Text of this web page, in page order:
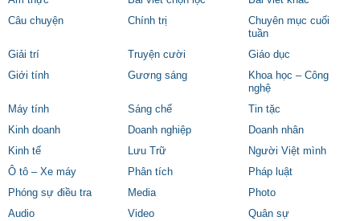
gì mà lại dẫn đến mê man, bất tỉnh? Khuất tất
của vấn đề đang nằm ở “người bạn hàng” đầy
khả nghi và bí ẩn kia…
Chiều 28/9, luật sư Trương Quang Quý, người
đại diện pháp lý cho Công ty TNHH Hà Linh,
cho biết gia đình của bà Hà Linh từ Quảng
Đông, Trung quốc điện thoại về báo sáng ngày,
cơ quan chức năng nước này đã cho gia đình
vào nhận diện thi thể. Theo luật sư Quý, trong
Câu chuyện
Chính trị
Chuyên mục cuối
tuần
Giải trí
Truyện cười
Giáo dục
Giới tính
Gương sáng
Khoa học – Công
nghệ
Máy tính
Sáng chế
Tin tặc
Kinh doanh
Doanh nghiệp
Doanh nhân
Kinh tế
Lưu Trữ
Người Việt mình
Ô tô – Xe máy
Phân tích
Pháp luật
Phóng sự điều tra
Media
Photo
Audio
Video
Quân sự